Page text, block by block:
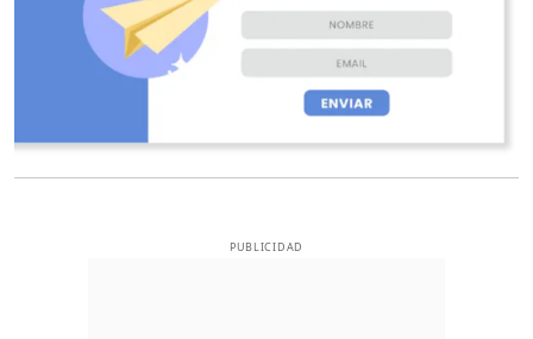
PUBLICIDAD